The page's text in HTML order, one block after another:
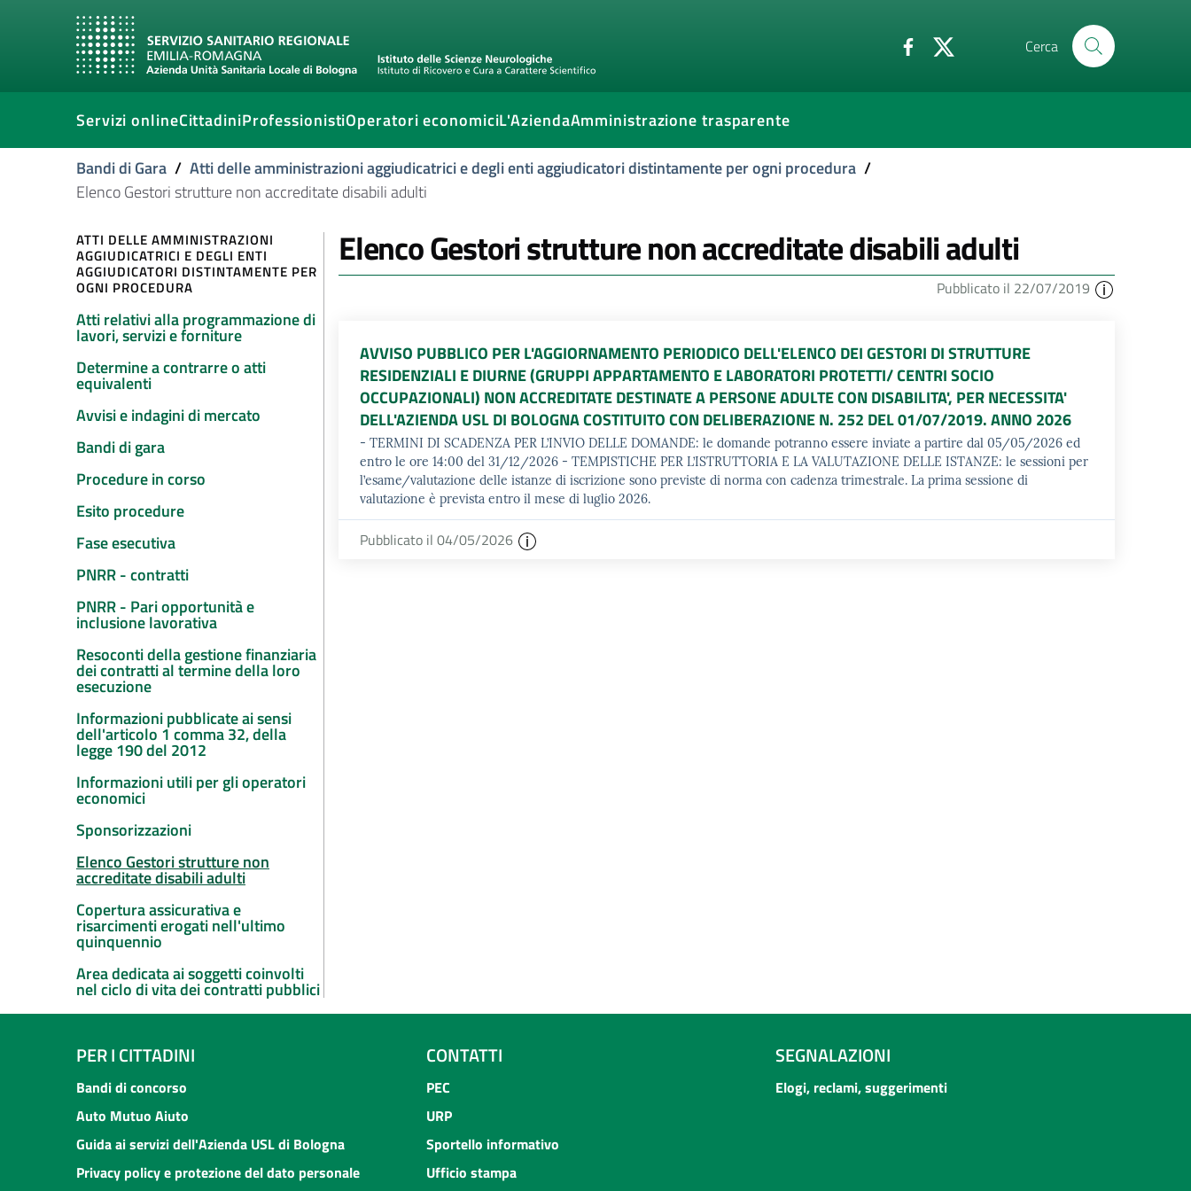
Cerca
Servizi onlineCittadiniProfessionistiOperatori economiciL'AziendaAmministrazione trasparente
Bandi di Gara / Atti delle amministrazioni aggiudicatrici e degli enti aggiudicatori distintamente per ogni procedura /
Elenco Gestori strutture non accreditate disabili adulti
ATTI DELLE AMMINISTRAZIONI
AGGIUDICATRICI E DEGLI ENTI
AGGIUDICATORI DISTINTAMENTE PER
OGNI PROCEDURA
Atti relativi alla programmazione di
lavori, servizi e forniture
Determine a contrarre o atti
equivalenti
Avvisi e indagini di mercato
Bandi di gara
Procedure in corso
Esito procedure
Fase esecutiva
PNRR - contratti
PNRR - Pari opportunità e
inclusione lavorativa
Resoconti della gestione finanziaria
dei contratti al termine della loro
esecuzione
Informazioni pubblicate ai sensi
dell'articolo 1 comma 32, della
legge 190 del 2012
Informazioni utili per gli operatori
economici
Sponsorizzazioni
Elenco Gestori strutture non
accreditate disabili adulti
Copertura assicurativa e
risarcimenti erogati nell'ultimo
quinquennio
Area dedicata ai soggetti coinvolti
nel ciclo di vita dei contratti pubblici
Elenco Gestori strutture non accreditate disabili adulti
Pubblicato il 22/07/2019
AVVISO PUBBLICO PER L'AGGIORNAMENTO PERIODICO DELL'ELENCO DEI GESTORI DI STRUTTURE
RESIDENZIALI E DIURNE (GRUPPI APPARTAMENTO E LABORATORI PROTETTI/ CENTRI SOCIO
OCCUPAZIONALI) NON ACCREDITATE DESTINATE A PERSONE ADULTE CON DISABILITA', PER NECESSITA'
DELL'AZIENDA USL DI BOLOGNA COSTITUITO CON DELIBERAZIONE N. 252 DEL 01/07/2019. ANNO 2026
- TERMINI DI SCADENZA PER L’INVIO DELLE DOMANDE: le domande potranno essere inviate a partire dal 05/05/2026 ed
entro le ore 14:00 del 31/12/2026 - TEMPISTICHE PER L’ISTRUTTORIA E LA VALUTAZIONE DELLE ISTANZE: le sessioni per
l’esame/valutazione delle istanze di iscrizione sono previste di norma con cadenza trimestrale. La prima sessione di
valutazione è prevista entro il mese di luglio 2026.
Pubblicato il 04/05/2026
PER I CITTADINI
Bandi di concorso
Auto Mutuo Aiuto
Guida ai servizi dell'Azienda USL di Bologna
Privacy policy e protezione del dato personale
CONTATTI
PEC
URP
Sportello informativo
Ufficio stampa
SEGNALAZIONI
Elogi, reclami, suggerimenti